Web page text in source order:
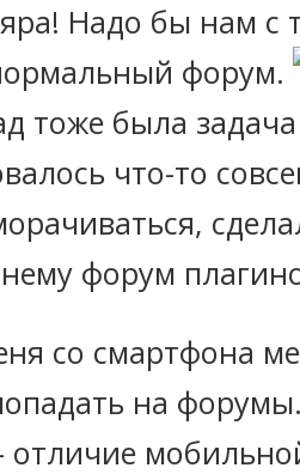
Надо бы нам с
форум.
тоже была
что-то
форум
со смартфона
на